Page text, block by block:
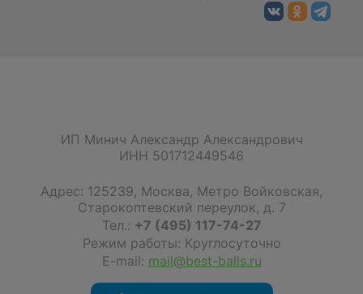
ИП Минич Александр Александрович
ИНН 501712449546
Адрес: 125239, Москва, Метро Войковская,
Старокоптевский переулок, д. 7
Тел.: +7 (495) 117-74-27
Режим работы: Круглосуточно
E-mail: mail@best-balls.ru